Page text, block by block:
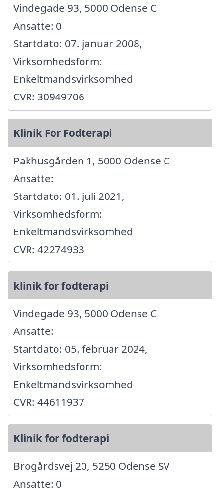
Vindegade 93, 5000 Odense C
Ansatte: 0
Startdato: 07. januar 2008,
Virksomhedsform:
Enkeltmandsvirksomhed
CVR: 30949706
Klinik For Fodterapi
Pakhusgården 1, 5000 Odense C
Ansatte:
Startdato: 01. juli 2021,
Virksomhedsform:
Enkeltmandsvirksomhed
CVR: 42274933
klinik for fodterapi
Vindegade 93, 5000 Odense C
Ansatte:
Startdato: 05. februar 2024,
Virksomhedsform:
Enkeltmandsvirksomhed
CVR: 44611937
Klinik for fodterapi
Brogårdsvej 20, 5250 Odense SV
Ansatte: 0